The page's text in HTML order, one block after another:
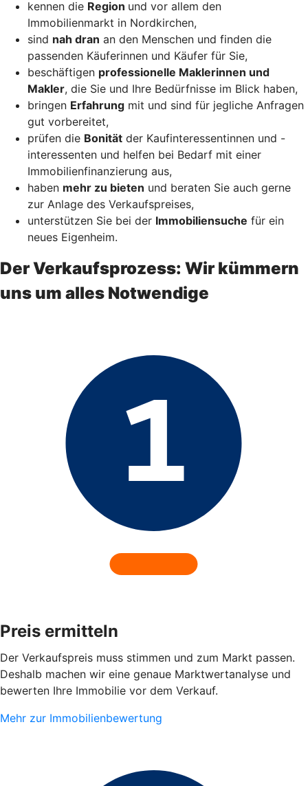
kennen die Region und vor allem den
Immobilienmarkt in Nordkirchen,
sind nah dran an den Menschen und finden die
passenden Käuferinnen und Käufer für Sie,
beschäftigen professionelle Maklerinnen und
Makler, die Sie und Ihre Bedürfnisse im Blick haben,
bringen Erfahrung mit und sind für jegliche Anfragen
gut vorbereitet,
prüfen die Bonität der Kaufinteressentinnen und -
interessenten und helfen bei Bedarf mit einer
Immobilienfinanzierung aus,
haben mehr zu bieten und beraten Sie auch gerne
zur Anlage des Verkaufspreises,
unterstützen Sie bei der Immobiliensuche für ein
neues Eigenheim.
Der Verkaufsprozess: Wir kümmern
uns um alles Notwendige
Preis ermitteln
Der Verkaufspreis muss stimmen und zum Markt passen.
Deshalb machen wir eine genaue Marktwertanalyse und
bewerten Ihre Immobilie vor dem Verkauf.
Mehr zur Immobilienbewertung